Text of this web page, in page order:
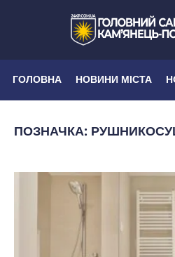
ГОЛОВНА НОВИНИ МІСТА
ПОЗНАЧКА: